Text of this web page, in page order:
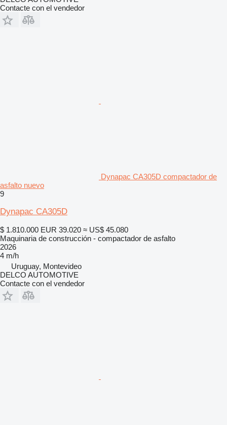
Contacte con el vendedor
Dynapac CA305D compactador de
asfalto nuevo
9
Dynapac CA305D
$ 1.810.000 EUR 39.020 ≈ US$ 45.080
Maquinaria de construcción - compactador de asfalto
2026
4 m/h
Uruguay, Montevideo
DELCO AUTOMOTIVE
Contacte con el vendedor